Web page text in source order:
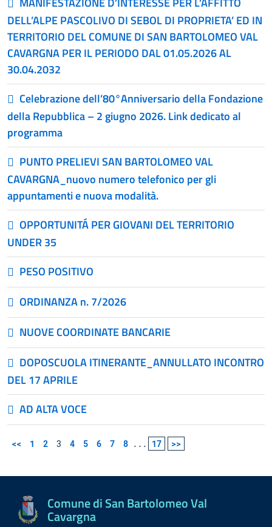
DELL’ALPE PASCOLIVO DI SEBOL DI PROPRIETA’ ED IN
TERRITORIO DEL COMUNE DI SAN BARTOLOMEO VAL
CAVARGNA PER IL PERIODO DAL 01.05.2026 AL
30.04.2032
Celebrazione dell’80°Anniversario della Fondazione
della Repubblica – 2 giugno 2026. Link dedicato al
programma
PUNTO PRELIEVI SAN BARTOLOMEO VAL
CAVARGNA_nuovo numero telefonico per gli
appuntamenti e nuova modalità.
OPPORTUNITÁ PER GIOVANI DEL TERRITORIO
UNDER 35
PESO POSITIVO
ORDINANZA n. 7/2026
NUOVE COORDINATE BANCARIE
DOPOSCUOLA ITINERANTE_ANNULLATO INCONTRO
DEL 17 APRILE
AD ALTA VOCE
<< 1 2 3 4 5 6 7 8 ... 17 >>
Comune di San Bartolomeo Val
Cavargna